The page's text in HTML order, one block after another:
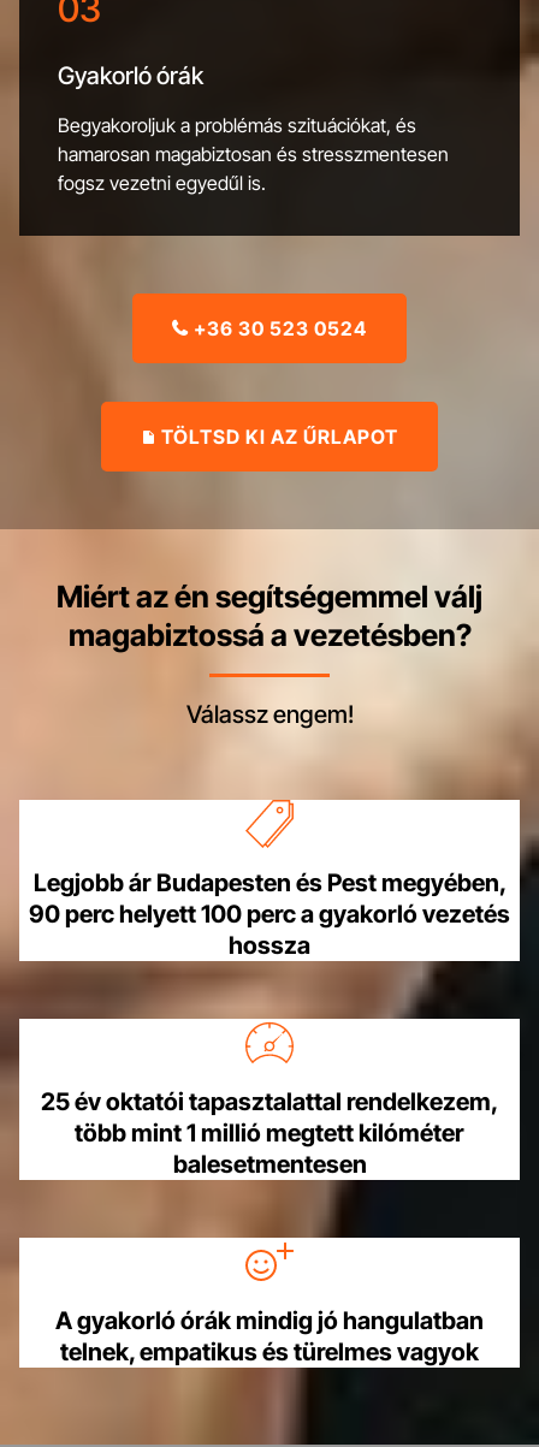
03
Gyakorló órák
Begyakoroljuk a problémás szituációkat, és
hamarosan magabiztosan és stresszmentesen
fogsz vezetni egyedűl is.
 +36 30 523 0524
TÖLTSD KI AZ ŰRLAPOT
Miért az én segítségemmel válj
magabiztossá a vezetésben?
Válassz engem!
Legjobb ár Budapesten és Pest megyében,
90 perc helyett 100 perc a gyakorló vezetés
hossza
25 év oktatói tapasztalattal rendelkezem,
több mint 1 millió megtett kilóméter
balesetmentesen
A gyakorló órák mindig jó hangulatban
telnek, empatikus és türelmes vagyok